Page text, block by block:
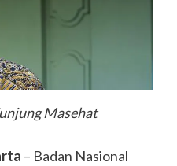
Masehat
– Badan Nasional